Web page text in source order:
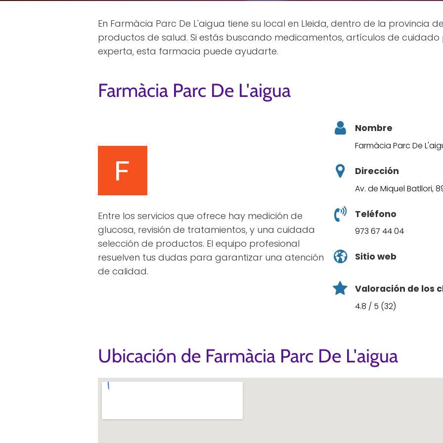
En Farmàcia Parc De L'aigua tiene su local en Lleida, dentro de la provincia
productos de salud. Si estás buscando medicamentos, artículos de cuidado
experta, esta farmacia puede ayudarte.
Farmàcia Parc De L'aigua
Entre los servicios que ofrece hay medición de
glucosa, revisión de tratamientos, y una cuidada
selección de productos. El equipo profesional
resuelven tus dudas para garantizar una atención
de calidad.
Nombre
Farmàcia Parc De
Dirección
Av. de Miquel Batllori,
Teléfono
973 67 44 04
Sitio web
Valoración de los
4.8 / 5 (32)
Ubicación de Farmàcia Parc De L'aigua